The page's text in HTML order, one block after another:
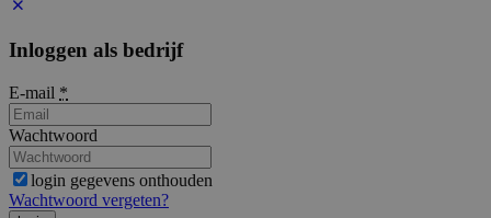
Inloggen als bedrijf
E-mail *
Wachtwoord
login gegevens onthouden
Wachtwoord vergeten?